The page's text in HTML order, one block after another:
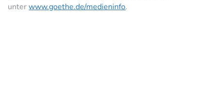
unterwww.goethe.de/medieninfo.